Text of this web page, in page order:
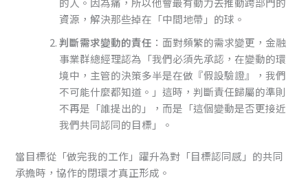
資源，解決那些掉在「中間地帶」的球。
判斷需求變動的責任 ：面對頻繁的需求變更，金融
事業群總經理認為「我們必須先承認，在變動的環
境中，主管的決策多半是在做『假設驗證』，我們
不可能什麼都知道。」這時，判斷責任歸屬的準則
不再是「誰提出的」，而是「這個變動是否更接近
我們共同認同的目標」。
當目標從「做完我的工作」躍升為對「目標認同感」的共同
承擔時，協作的閉環才真正形成。